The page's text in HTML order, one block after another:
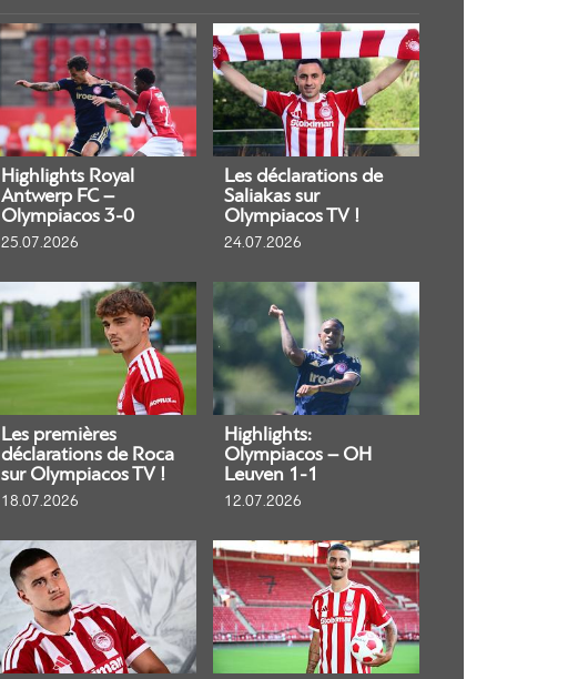
Highlights Royal
Antwerp FC –
Olympiacos 3-0
25.07.2026
Les déclarations de
Saliakas sur
Olympiacos TV !
24.07.2026
Les premières
déclarations de Roca
sur Olympiacos TV !
18.07.2026
Highlights:
Olympiacos – OH
Leuven 1-1
12.07.2026